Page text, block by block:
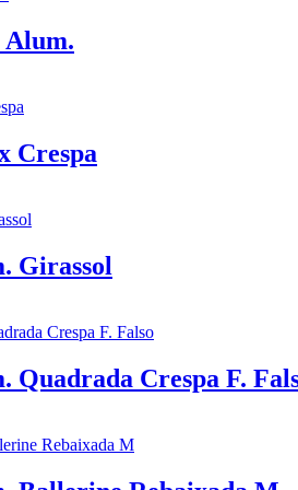
Alum.
Crespa
Girassol
Quadrada Crespa F.